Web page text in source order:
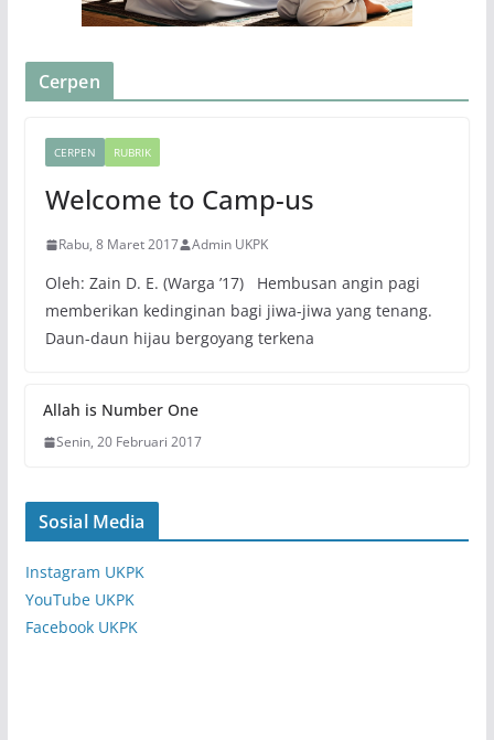
Cerpen
CERPEN RUBRIK
Welcome to Camp-us
Rabu, 8 Maret 2017 Admin UKPK
Oleh: Zain D. E. (Warga ’17) Hembusan angin pagi
memberikan kedinginan bagi jiwa-jiwa yang tenang.
Daun-daun hijau bergoyang terkena
Allah is Number One
Senin, 20 Februari 2017
Sosial Media
Instagram UKPK
YouTube UKPK
Facebook UKPK